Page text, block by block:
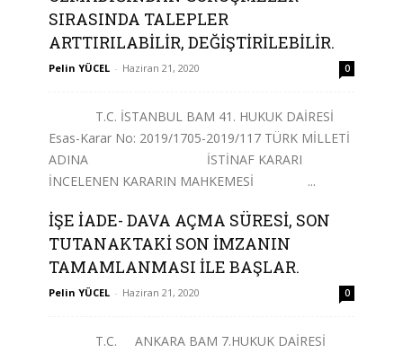
SIRASINDA TALEPLER
ARTTIRILABİLİR, DEĞİŞTİRİLEBİLİR.
Pelin YÜCEL - Haziran 21, 2020 0
T.C. İSTANBUL BAM 41. HUKUK DAİRESİ
Esas-Karar No: 2019/1705-2019/117 TÜRK MİLLETİ
ADINA İSTİNAF KARARI
İNCELENEN KARARIN MAHKEMESİ ...
Devamını Oku
İŞE İADE- DAVA AÇMA SÜRESİ, SON
TUTANAKTAKİ SON İMZANIN
TAMAMLANMASI İLE BAŞLAR.
Pelin YÜCEL - Haziran 21, 2020 0
T.C. ANKARA BAM 7.HUKUK DAİRESİ